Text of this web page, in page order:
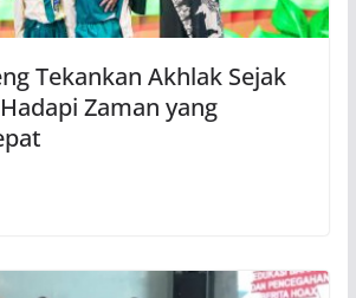
Tekankan Akhlak Sejak
Zaman yang